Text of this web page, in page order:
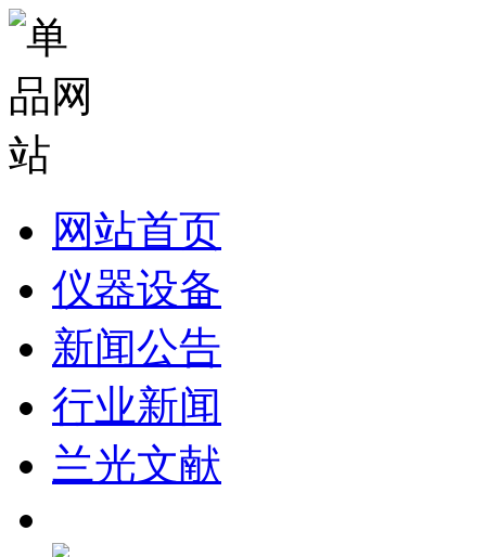
网站首页
仪器设备
新闻公告
行业新闻
兰光文献